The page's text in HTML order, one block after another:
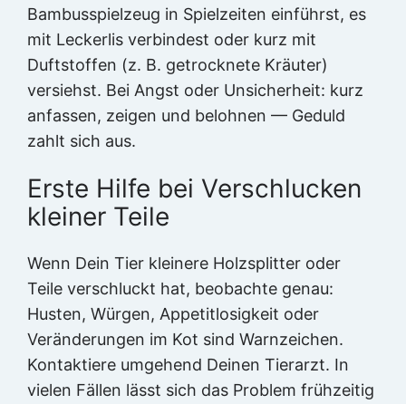
Bambusspielzeug in Spielzeiten einführst, es
mit Leckerlis verbindest oder kurz mit
Duftstoffen (z. B. getrocknete Kräuter)
versiehst. Bei Angst oder Unsicherheit: kurz
anfassen, zeigen und belohnen — Geduld
zahlt sich aus.
Erste Hilfe bei Verschlucken
kleiner Teile
Wenn Dein Tier kleinere Holzsplitter oder
Teile verschluckt hat, beobachte genau:
Husten, Würgen, Appetitlosigkeit oder
Veränderungen im Kot sind Warnzeichen.
Kontaktiere umgehend Deinen Tierarzt. In
vielen Fällen lässt sich das Problem frühzeitig